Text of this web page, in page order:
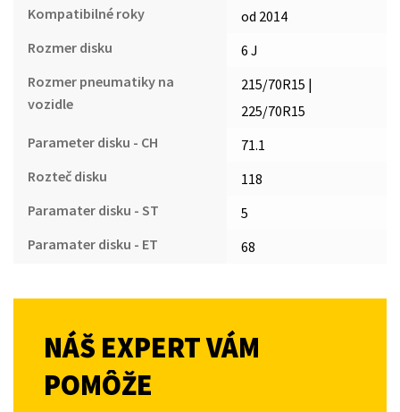
Kompatibilné roky
od 2014
Rozmer disku
6 J
Rozmer pneumatiky na
vozidle
215/70R15 |
225/70R15
Parameter disku - CH
71.1
Rozteč disku
118
Paramater disku - ST
5
Paramater disku - ET
68
NÁŠ EXPERT VÁM
POMÔŽE